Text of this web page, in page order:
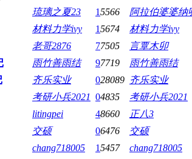
琉璃之夏23 15566
阿拉伯婆婆纳
材料力学ivy 15674
材料力学ivy
老哥2876 77505
言覃木卯
雨竹善雨结 97719
雨竹善雨结
齐乐实业 028089 齐乐实业
考研小兵2021 04835
考研小兵2021
litingpei 48660
正八3
交硕 06476
交硕
chang718005 15457
chang718005